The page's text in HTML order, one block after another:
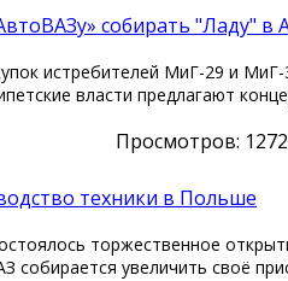
собирать "Ладу" в
истребителей МиГ-29 и
власти предлагают
Просмотров:
техники в Польше
торжественное
увеличить своё